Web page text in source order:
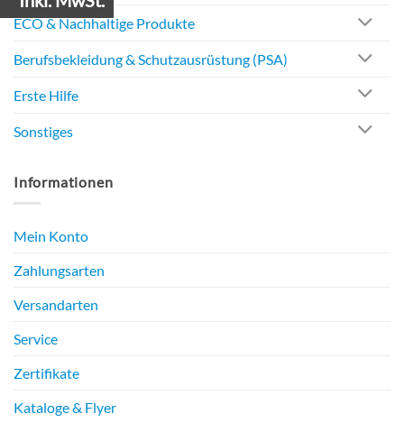
ECO & Nachhaltige Produkte
Berufsbekleidung & Schutzausrüstung (PSA)
Erste Hilfe
Sonstiges
Informationen
Mein Konto
Zahlungsarten
Versandarten
Service
Zertifikate
Kataloge & Flyer